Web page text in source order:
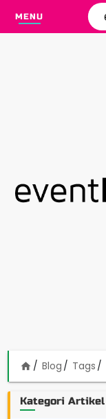
MENU
home Blog Tags
Kategori Artikel